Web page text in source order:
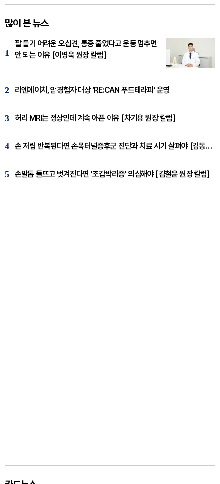
많이 본 뉴스
1
팔 들기 어려운 오십견, 통증 줄었다고 운동 멈추면
안 되는 이유 [이병욱 원장 칼럼]
2 리엔에이치, 암경험자 대상 ‘RE:CAN 푸드테라피’ 운영
3 허리 MRI는 정상인데 계속 아픈 이유 [차기용 원장 칼럼]
4 손 저림 반복된다면 손목터널증후군 진단과 치료 시기 살펴야 [김동현 원장 칼럼]
5 손발톱 들뜨고 벗겨진다면 '조갑박리증' 의심해야 [김철윤 원장 칼럼]